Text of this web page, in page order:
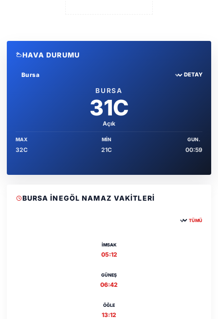
HAVA DURUMU
Sehir sec
DETAY
BURSA
31C
Açık
MAX
32C
MIN
21C
GUN.
00:59
BURSA İNEGÖL NAMAZ VAKITLERI
TÜMÜ
İMSAK
05:12
GÜNEŞ
06:42
ÖĞLE
13:12